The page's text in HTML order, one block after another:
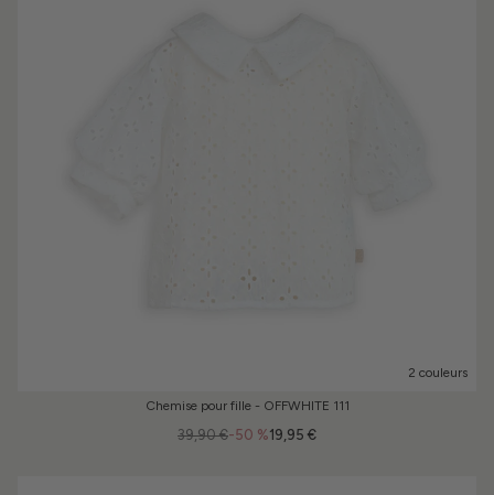
2 couleurs
Chemise pour fille - OFFWHITE 111
-50 %
39,90 € 19,95 €